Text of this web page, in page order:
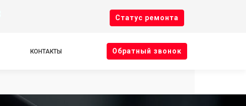
Cтатус ремонта
КОНТАКТЫ Oбратный звонок